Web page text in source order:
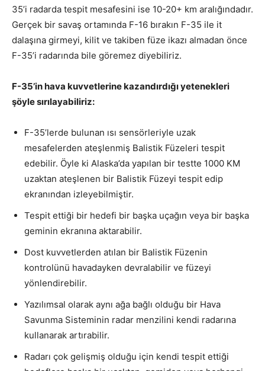
35’i radarda tespit mesafesini ise 10-20+ km aralığındadır.
Gerçek bir savaş ortamında F-16 bırakın F-35 ile it
dalaşına girmeyi, kilit ve takiben füze ikazı almadan önce
F-35’i radarında bile göremez diyebiliriz.
F-35’in hava kuvvetlerine kazandırdığı yetenekleri
şöyle sırılayabiliriz:
F-35’lerde bulunan ısı sensörleriyle uzak
mesafelerden ateşlenmiş Balistik Füzeleri tespit
edebilir. Öyle ki Alaska’da yapılan bir testte 1000 KM
uzaktan ateşlenen bir Balistik Füzeyi tespit edip
ekranından izleyebilmiştir.
Tespit ettiği bir hedefi bir başka uçağın veya bir başka
geminin ekranına aktarabilir.
Dost kuvvetlerden atılan bir Balistik Füzenin
kontrolünü havadayken devralabilir ve füzeyi
yönlendirebilir.
Yazılımsal olarak aynı ağa bağlı olduğu bir Hava
Savunma Sisteminin radar menzilini kendi radarına
kullanarak artırabilir.
Radarı çok gelişmiş olduğu için kendi tespit ettiği